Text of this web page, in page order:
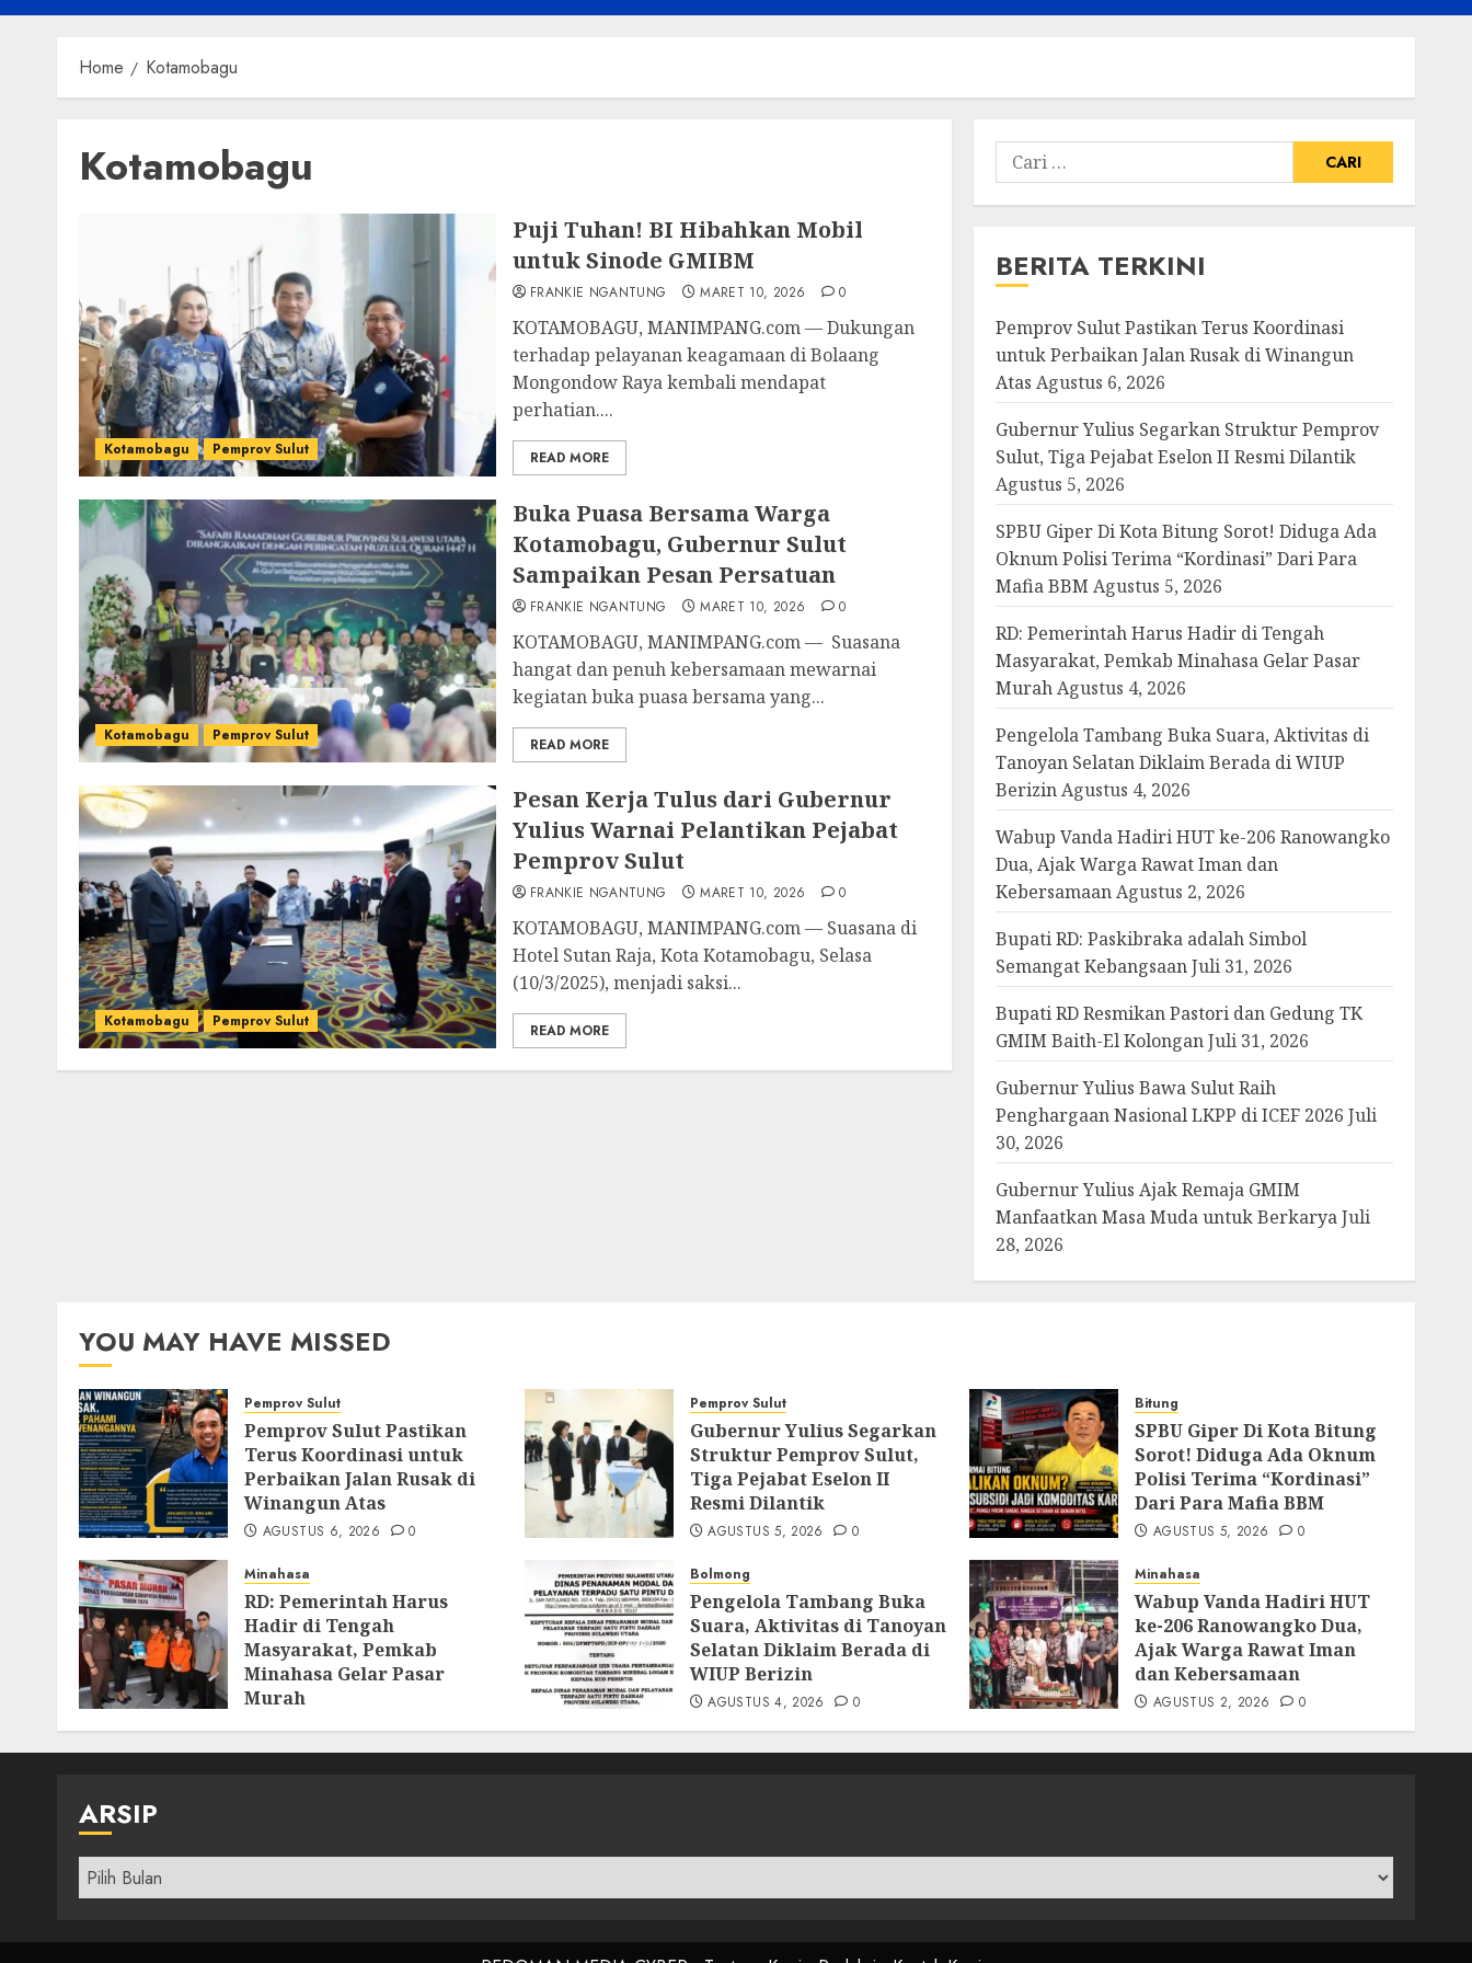
Home Kotamobagu
Kotamobagu
Kotamobagu Pemprov Sulut
Puji Tuhan! BI Hibahkan Mobil
untuk Sinode GMIBM
FRANKIE NGANTUNG MARET 10, 2026 0
KOTAMOBAGU, MANIMPANG.com — Dukungan
terhadap pelayanan keagamaan di Bolaang
Mongondow Raya kembali mendapat
perhatian....
READ MORE
Kotamobagu Pemprov Sulut
Buka Puasa Bersama Warga
Kotamobagu, Gubernur Sulut
Sampaikan Pesan Persatuan
FRANKIE NGANTUNG MARET 10, 2026 0
KOTAMOBAGU, MANIMPANG.com — Suasana
hangat dan penuh kebersamaan mewarnai
kegiatan buka puasa bersama yang...
READ MORE
Kotamobagu Pemprov Sulut
Pesan Kerja Tulus dari Gubernur
Yulius Warnai Pelantikan Pejabat
Pemprov Sulut
FRANKIE NGANTUNG MARET 10, 2026 0
KOTAMOBAGU, MANIMPANG.com — Suasana di
Hotel Sutan Raja, Kota Kotamobagu, Selasa
(10/3/2025), menjadi saksi...
READ MORE
Cari
untuk:
BERITA TERKINI
Pemprov Sulut Pastikan Terus Koordinasi
untuk Perbaikan Jalan Rusak di Winangun
Atas Agustus 6, 2026
Gubernur Yulius Segarkan Struktur Pemprov
Sulut, Tiga Pejabat Eselon II Resmi Dilantik
Agustus 5, 2026
SPBU Giper Di Kota Bitung Sorot! Diduga Ada
Oknum Polisi Terima “Kordinasi” Dari Para
Mafia BBM Agustus 5, 2026
RD: Pemerintah Harus Hadir di Tengah
Masyarakat, Pemkab Minahasa Gelar Pasar
Murah Agustus 4, 2026
Pengelola Tambang Buka Suara, Aktivitas di
Tanoyan Selatan Diklaim Berada di WIUP
Berizin Agustus 4, 2026
Wabup Vanda Hadiri HUT ke-206 Ranowangko
Dua, Ajak Warga Rawat Iman dan
Kebersamaan Agustus 2, 2026
Bupati RD: Paskibraka adalah Simbol
Semangat Kebangsaan Juli 31, 2026
Bupati RD Resmikan Pastori dan Gedung TK
GMIM Baith-El Kolongan Juli 31, 2026
Gubernur Yulius Bawa Sulut Raih
Penghargaan Nasional LKPP di ICEF 2026 Juli
30, 2026
Gubernur Yulius Ajak Remaja GMIM
Manfaatkan Masa Muda untuk Berkarya Juli
28, 2026
YOU MAY HAVE MISSED
Pemprov Sulut
Pemprov Sulut Pastikan
Terus Koordinasi untuk
Perbaikan Jalan Rusak di
Winangun Atas
AGUSTUS 6, 2026 0
Pemprov Sulut
Gubernur Yulius Segarkan
Struktur Pemprov Sulut,
Tiga Pejabat Eselon II
Resmi Dilantik
AGUSTUS 5, 2026 0
Bitung
SPBU Giper Di Kota Bitung
Sorot! Diduga Ada Oknum
Polisi Terima “Kordinasi”
Dari Para Mafia BBM
AGUSTUS 5, 2026 0
Minahasa
RD: Pemerintah Harus
Hadir di Tengah
Masyarakat, Pemkab
Minahasa Gelar Pasar
Murah
AGUSTUS 4, 2026 0
Bolmong
Pengelola Tambang Buka
Suara, Aktivitas di Tanoyan
Selatan Diklaim Berada di
WIUP Berizin
AGUSTUS 4, 2026 0
Minahasa
Wabup Vanda Hadiri HUT
ke-206 Ranowangko Dua,
Ajak Warga Rawat Iman
dan Kebersamaan
AGUSTUS 2, 2026 0
ARSIP
Arsip